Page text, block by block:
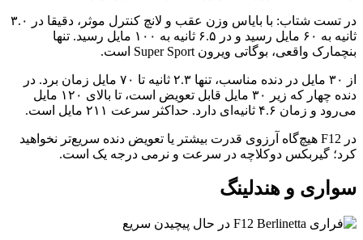
در تست شتاب: با بایاس وزن عقب و لانچ کنترل موثر، دقیقا در ۳.۰
ثانیه به ۶۰ مایل رسید و در ۶.۵ ثانیه به ۱۰۰ مایل رسید. تنها
بنچمارک واقعی، بوگاتی ویرون Super Sport است.
از ۳۰ مایل در دنده مناسب، تنها ۲.۳ ثانیه تا ۷۰ مایل زمان برد. در
دنده چهار که زیر ۳۰ مایل قابل تعویض است، تا بالای ۱۲۰ مایل
می‌رود و زمان ۴.۶ ثانیه‌ای دارد. حداکثر سرعت ۲۱۱ مایل است.
در F12 هیچ‌گاه آرزوی قدرت بیشتر یا تعویض دنده سریع‌تر نخواهید
کرد؛ گیربکس دوکلاچه در سرعت و نرمی درجه یک است.
سواری و هندلینگ